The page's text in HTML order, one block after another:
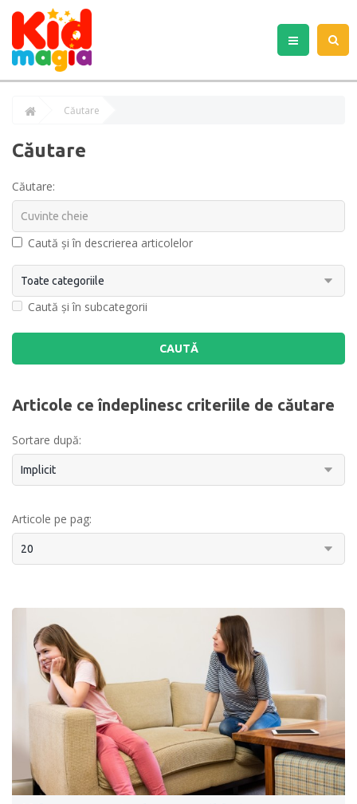
Căutare
Căutare
Căutare:
Caută și în descrierea articolelor
Caută și în subcategorii
Articole ce îndeplinesc criteriile de căutare
Sortare după:
Articole pe pag: